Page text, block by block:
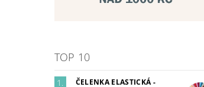
TOP 10
ČELENKA ELASTICKÁ -